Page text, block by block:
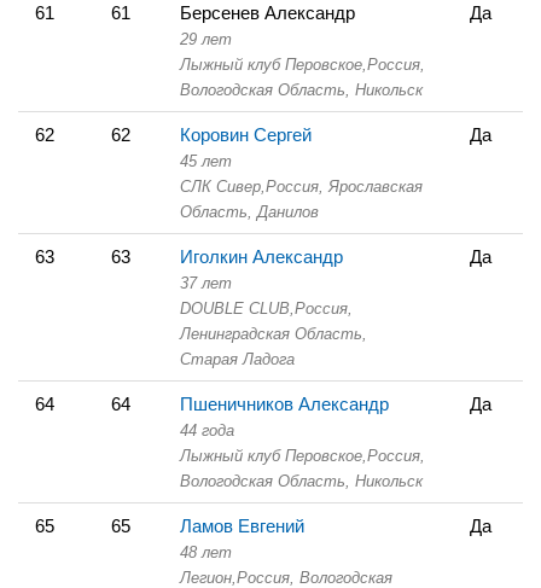
61 61 Берсенев Александр
29 лет
Лыжный клуб Перовское, Россия,
Вологодская Область, Никольск
Да
62 62 Коровин Сергей
45 лет
СЛК Сивер, Россия, Ярославская
Область, Данилов
Да
63 63 Иголкин Александр
37 лет
DOUBLE CLUB, Россия,
Ленинградская Область,
Старая Ладога
Да
64 64 Пшеничников Александр
44 года
Лыжный клуб Перовское, Россия,
Вологодская Область, Никольск
Да
65 65 Ламов Евгений
48 лет
Легион, Россия, Вологодская
Да